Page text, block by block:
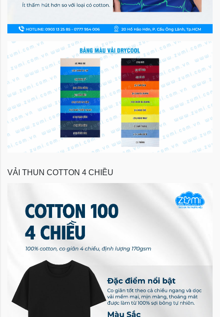
VẢI THUN COTTON 4 CHIỀU